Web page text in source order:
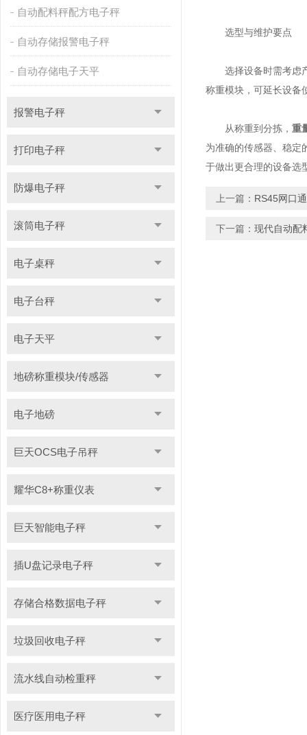
自动配料秤配方电子秤
自动存储报警电子秤
自动存储电子天平
报警电子秤
打印电子秤
防爆电子秤
滚筒电子秤
电子桌秤
电子台秤
电子天平
地磅称重模块/传感器
电子地磅
巨天OCS电子吊秤
耀华C8+称重仪表
巨天智能电子秤
插U盘记录电子秤
存储合格数据电子秤
垃圾回收电子秤
流水线自动检重秤
医疗医用电子秤
选型与维护要点
选择设备时需考虑产
称重模块，可延长设备
从称重到分拣， 重
为准确的传感器、稳定
于做出更合理的设备选
上一篇： RS45网口
下一篇： 现代自动配